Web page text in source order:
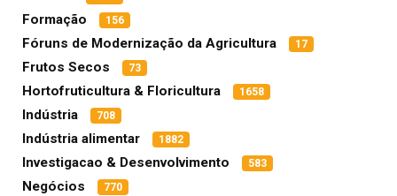
Formação 156
Fóruns de Modernização da Agricultura 17
Frutos Secos 73
Hortofruticultura & Floricultura 1658
Indústria 708
Indústria alimentar 1882
Investigacao & Desenvolvimento 583
Negócios 770